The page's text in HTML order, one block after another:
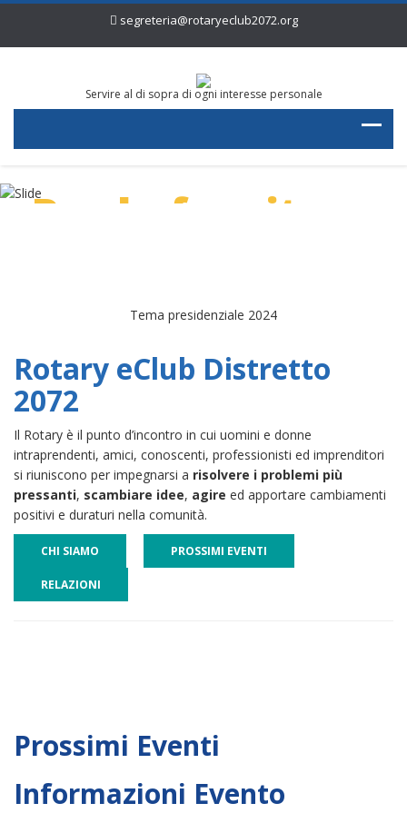
segreteria@rotaryeclub2072.org
Servire al di sopra di ogni interesse personale
Per la fornitura
Tema presidenziale 2024
Rotary eClub Distretto
2072
Il Rotary è il punto d’incontro in cui uomini e donne
intraprendenti, amici, conoscenti, professionisti ed imprenditori
si riuniscono per impegnarsi a risolvere i problemi più
pressanti, scambiare idee, agire ed apportare cambiamenti
positivi e duraturi nella comunità.
CHI SIAMO PROSSIMI EVENTI
RELAZIONI
Prossimi Eventi
Informazioni Evento